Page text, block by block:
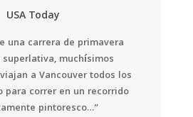
USA Today
una carrera de primavera
muchísimos
a Vancouver todos los
para correr en un recorrido
pintoresco…”